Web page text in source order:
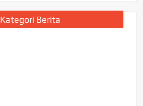
Kategori Berita